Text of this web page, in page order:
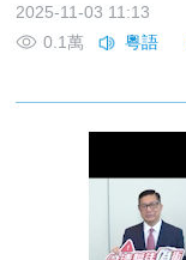
2025-11-03 11:13
0.1萬